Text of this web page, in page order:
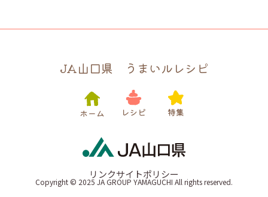
JA山口県 うまいルレシピ
リンクサイトポリシー
Copyright © 2025 JA GROUP YAMAGUCHI All rights reserved.